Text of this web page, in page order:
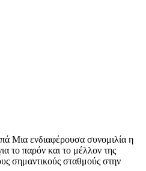
Μια ενδιαφέρουσα συνομιλία η
το παρόν και το μέλλον της
σημαντικούς σταθμούς στην